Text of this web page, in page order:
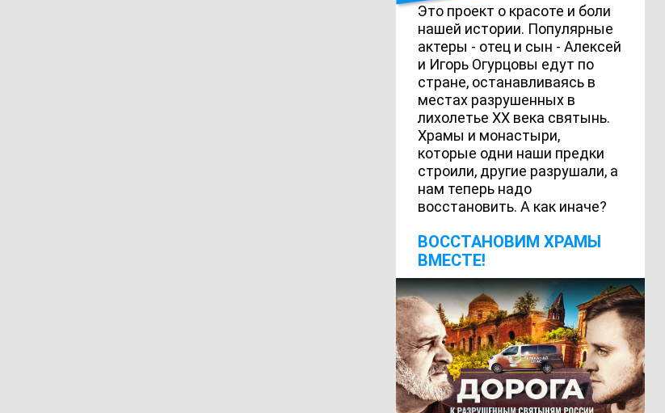
Это проект о красоте и боли
нашей истории. Популярные
актеры - отец и сын - Алексей
и Игорь Огурцовы едут по
стране, останавливаясь в
местах разрушенных в
лихолетье ХХ века святынь.
Храмы и монастыри,
которые одни наши предки
строили, другие разрушали, а
нам теперь надо
восстановить. А как иначе?
ВОCСТАНОВИМ ХРАМЫ
ВМЕСТЕ!